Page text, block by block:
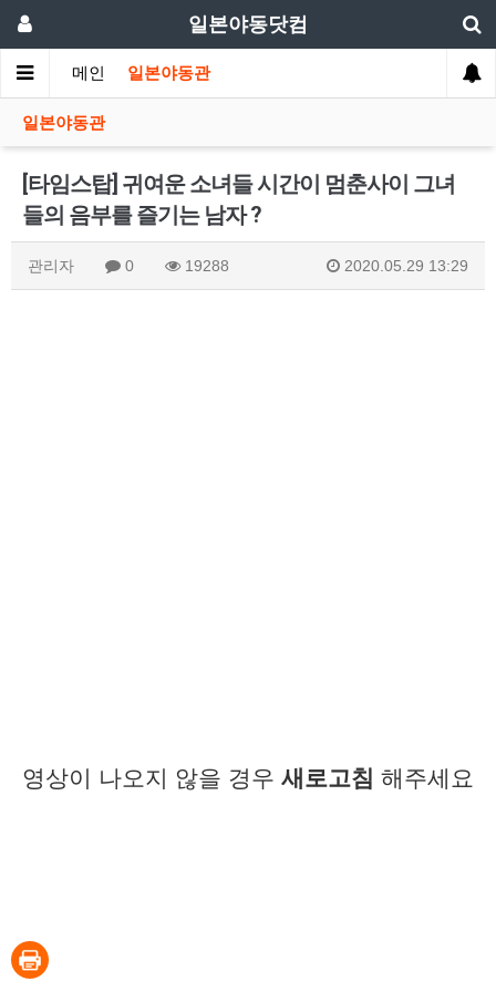
일본야동닷컴
메인 일본야동관
일본야동관
[타임스탑] 귀여운 소녀들 시간이 멈춘사이 그녀
들의 음부를 즐기는 남자 ?
관리자 0 19288 2020.05.29 13:29
영상이 나오지 않을 경우 새로고침 해주세요